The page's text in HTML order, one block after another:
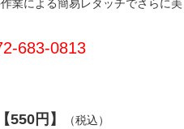
業による簡易レタッチでさらに
683-0813
【550円】 （税込）